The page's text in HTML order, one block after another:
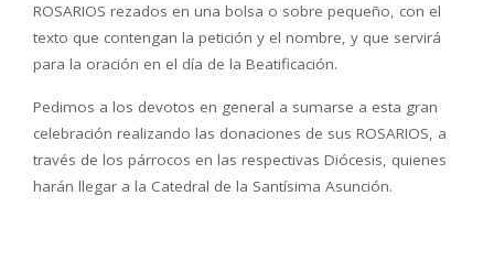
ROSARIOS rezados en una bolsa o sobre pequeño, con el
texto que contengan la petición y el nombre, y que servirá
para la oración en el día de la Beatificación.
Pedimos a los devotos en general a sumarse a esta gran
celebración realizando las donaciones de sus ROSARIOS, a
través de los párrocos en las respectivas Diócesis, quienes
harán llegar a la Catedral de la Santísima Asunción.